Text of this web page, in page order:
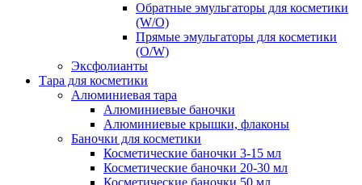
Обратные эмульгаторы для косметики
(W/O)
Прямые эмульгаторы для косметики
(O/W)
Эксфолианты
Тара для косметики
Алюминиевая тара
Алюминиевые баночки
Алюминиевые крышки, флаконы
Баночки для косметики
Косметические баночки 3-15 мл
Косметические баночки 20-30 мл
Косметические баночки 50 мл